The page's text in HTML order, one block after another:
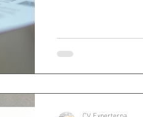
CV Experterna